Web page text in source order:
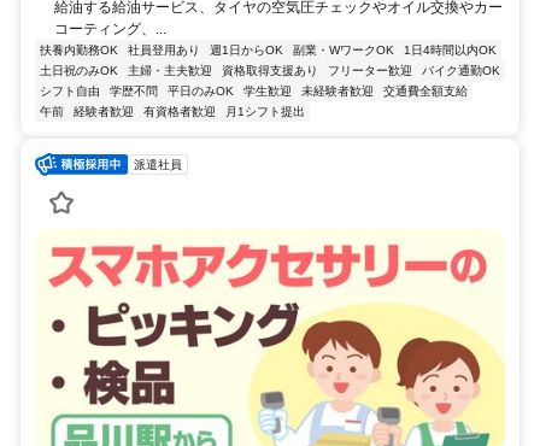
給油する給油サービス、タイヤの空気圧チェックやオイル交換やカー
コーティング、...
扶養内勤務OK 社員登用あり 週1日からOK 副業・WワークOK
1日4時間以内OK
土日祝のみOK
主婦・主夫歓迎 資格取得支援あり フリーター歓迎
バイク通勤OK
シフト自由
学歴不問 平日のみOK 学生歓迎 未経験者歓迎
交通費全額支給
午前
経験者歓迎 有資格者歓迎 月1シフト提出
派遣社員